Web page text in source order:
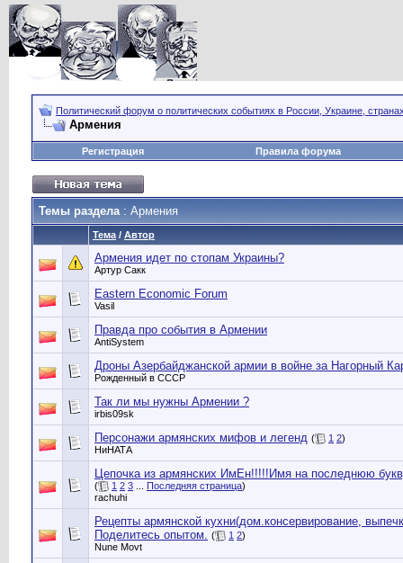
Политический форум о политических событиях в России, Украине,
Армения
Регистрация Правила форума
Темы раздела: Армения
Тема / Автор
Армения идет по стопам Украины?
Артур Сакк
Eastern Economic Forum
Vasil
Правда про события в Армении
AntiSystem
Дроны Азербайджанской армии в войне за Нагорный
Рожденный в СССР
Так ли мы нужны Армении ?
irbis09sk
Персонажи армянских мифов и легенд ( 1 2)
НиНАТА
Цепочка из армянских ИмЕн!!!!!Имя на последнюю
( 1 2 3 Последняя страница)
rachuhi
Рецепты армянской кухни(дом.консервирование,
Поделитесь опытом. ( 1 2)
Nune Movt